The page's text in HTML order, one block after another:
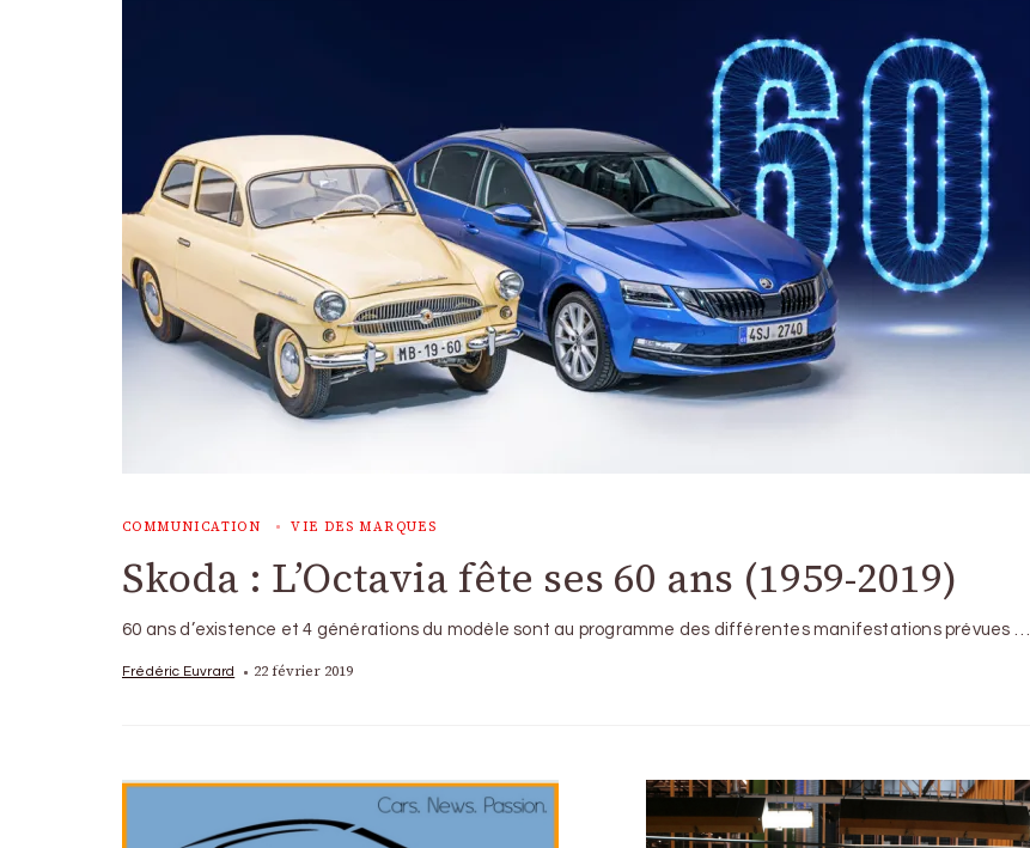
COMMUNICATION VIE DES MARQUES
Skoda : L’Octavia fête ses 60 ans (1959-2019)
60 ans d’existence et 4 générations du modèle sont au programme des différentes manifestations prévues …
Frédéric Euvrard 22 février 2019